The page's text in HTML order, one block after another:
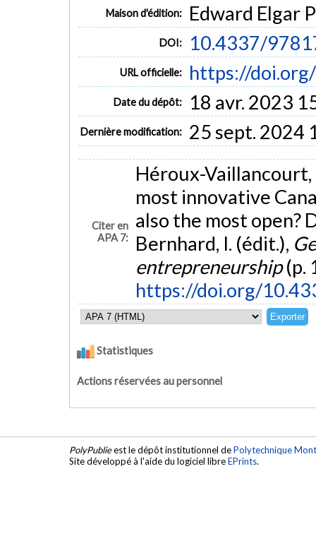
Maison d'édition:
Edward Elgar
DOI: 10.4337/
URL officielle: https://
Date du dépôt: 18 avr. 2023
Dernière modification: 25 sept. 2024
Citer en
APA 7:
Héroux-Vaillancourt,
most innovative
also the most open?
Bernhard, I. (édit.),
entrepreneurship(p.
https://doi.org/
Statistiques
Actions réservées au personnel
PolyPublieest le dépôt institutionnel dePolytechnique
Site développé à l'aide du logiciel libreEPrints.